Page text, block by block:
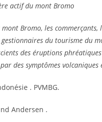
actif du mont Bromo
Bromo, les commerçants,
du tourisme du
des éruptions
des symptômes volcaniques
. PVMBG.
Andersen .